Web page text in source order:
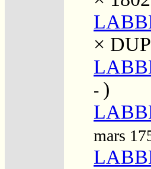
×
- )
mars